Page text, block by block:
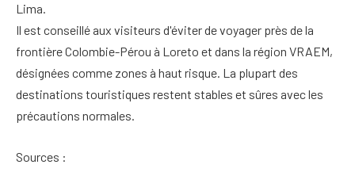
Lima.
Il est conseillé aux visiteurs d'éviter de voyager près de la
frontière Colombie-Pérou à Loreto et dans la région VRAEM,
désignées comme zones à haut risque. La plupart des
destinations touristiques restent stables et sûres avec les
précautions normales.
Sources :